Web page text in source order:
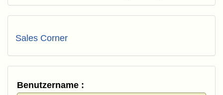
Sales Corner
Benutzername :